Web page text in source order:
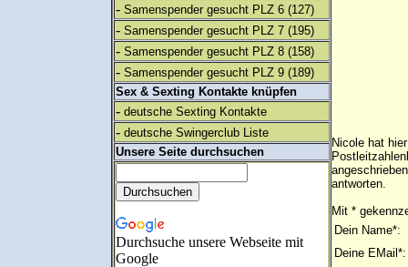
- Samenspender gesucht PLZ 6 (127)
- Samenspender gesucht PLZ 7 (195)
- Samenspender gesucht PLZ 8 (158)
- Samenspender gesucht PLZ 9 (189)
Sex & Sexting Kontakte knüpfen
- deutsche Sexting Kontakte
- deutsche Swingerclub Liste
Unsere Seite durchsuchen
Durchsuche unsere Webseite mit
Google
Nicole hat
antworten.
Mit *
Dein Name*:
Deine EMail*: